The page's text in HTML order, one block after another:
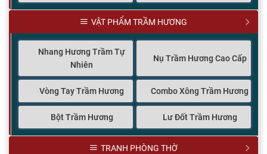
VẬT PHẨM TRẦM HƯƠNG
Nhang Hương Trầm Tự
Nhiên
Nụ Trầm Hương Cao Cấp
Vòng Tay Trầm Hương Combo Xông Trầm Hương
Bột Trầm Hương Lư Đốt Trầm Hương
TRANH PHÒNG THỜ